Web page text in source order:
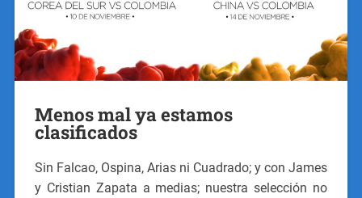
Menos mal ya estamos
clasificados
Sin Falcao, Ospina, Arias ni Cuadrado; y con James
y Cristian Zapata a medias; nuestra selección no